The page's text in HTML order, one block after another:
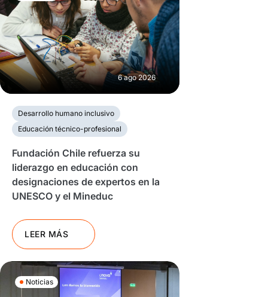
6 ago 2026
Desarrollo humano inclusivo
Educación técnico-profesional
Fundación Chile refuerza su
liderazgo en educación con
designaciones de expertos en la
UNESCO y el Mineduc
LEER MÁS
Noticias